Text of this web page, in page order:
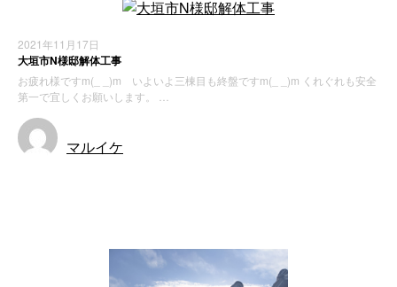
2021年11月17日
大垣市N様邸解体工事
お疲れ様ですm(_ _)m いよいよ三棟目も終盤ですm(_ _)m くれぐれも安全
第一で宜しくお願いします。 …
マルイケ